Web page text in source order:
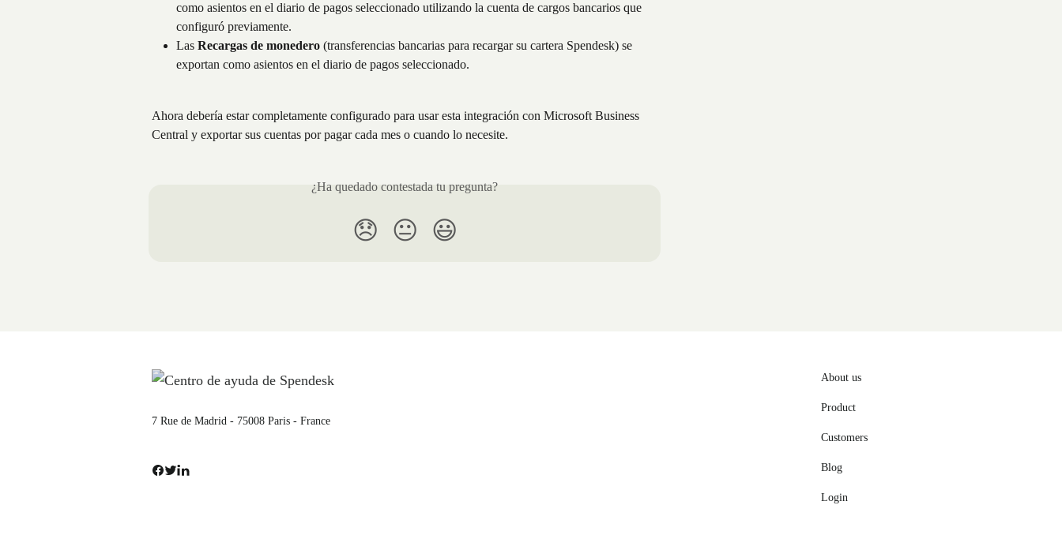
como asientos en el diario de pagos seleccionado utilizando la cuenta de cargos bancarios que
configuró previamente.
Las Recargas de monedero (transferencias bancarias para recargar su cartera Spendesk) se
exportan como asientos en el diario de pagos seleccionado.
Ahora debería estar completamente configurado para usar esta integración con Microsoft Business
Central y exportar sus cuentas por pagar cada mes o cuando lo necesite.
¿Ha quedado contestada tu pregunta?
😞 😐 😃
7 Rue de Madrid - 75008 Paris - France
About us
Product
Customers
Blog
Login